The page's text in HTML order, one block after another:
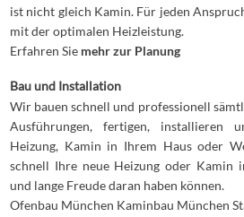
ist nicht gleich Kamin. Für jeden
mit der optimalen Heizleistung.
Erfahren Sie mehr zur Planung
Bau und Installation
Wir bauen schnell und professionell
Ausführungen, fertigen, installieren
Heizung, Kamin in Ihrem Haus oder
schnell Ihre neue Heizung oder Kamin
und lange Freude daran haben können.
Ofenbau München Kaminbau München